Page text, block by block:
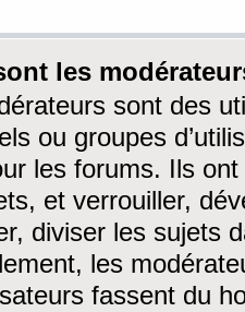
les
sont des
ou groupes
les forums. Ils ont
et verrouiller,
diviser les sujets
les
fassent du